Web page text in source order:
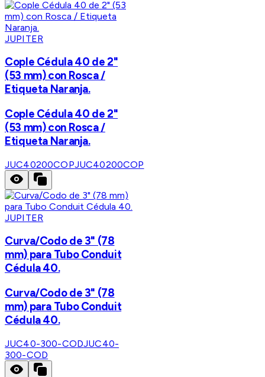
JUPITER
Cople Cédula 40 de 2"
(53 mm) con Rosca /
Etiqueta Naranja.
Cople Cédula 40 de 2"
(53 mm) con Rosca /
Etiqueta Naranja.
JUC40200COPJUC40200COP
JUPITER
Curva/Codo de 3" (78
mm) para Tubo Conduit
Cédula 40.
Curva/Codo de 3" (78
mm) para Tubo Conduit
Cédula 40.
JUC40-300-CODJUC40-
300-COD